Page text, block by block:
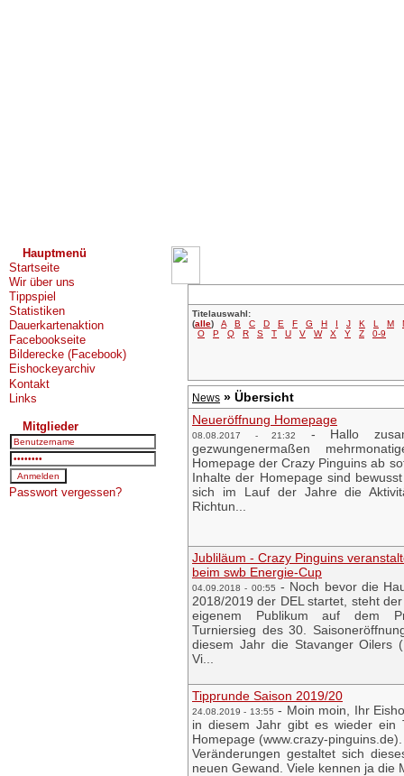
Hauptmenü
Startseite
Wir über uns
Tippspiel
Statistiken
Dauerkartenaktion
Facebookseite
Bilderecke (Facebook)
Eishockeyarchiv
Kontakt
Links
Mitglieder
Passwort vergessen?
Titelauswahl:
(alle) A B C D E F G H I J K L M
O
P Q R S T U V W X Y Z 0-9
News » Übersicht
Neueröffnung Homepage
08.08.2017 - 21:32 - Hallo
gezwungenermaßen
Homepage der Crazy Pinguins ab
Inhalte der Homepage sind
sich im Lauf der Jahre die
Richtun...
Jubliläum - Crazy Pinguins
beim swb Energie-Cup
04.09.2018 - 00:55 - Noch bevor die
2018/2019 der DEL startet, steht
eigenem Publikum auf dem
Turniersieg des 30.
diesem Jahr die Stavanger Oilers
Vi...
Tipprunde Saison 2019/20
24.08.2019 - 13:55 - Moin moin, Ihr
in diesem Jahr gibt es wieder ein
Homepage (www.crazy-
Veränderungen gestaltet sich
neuen Gewand. Viele kennen ja die